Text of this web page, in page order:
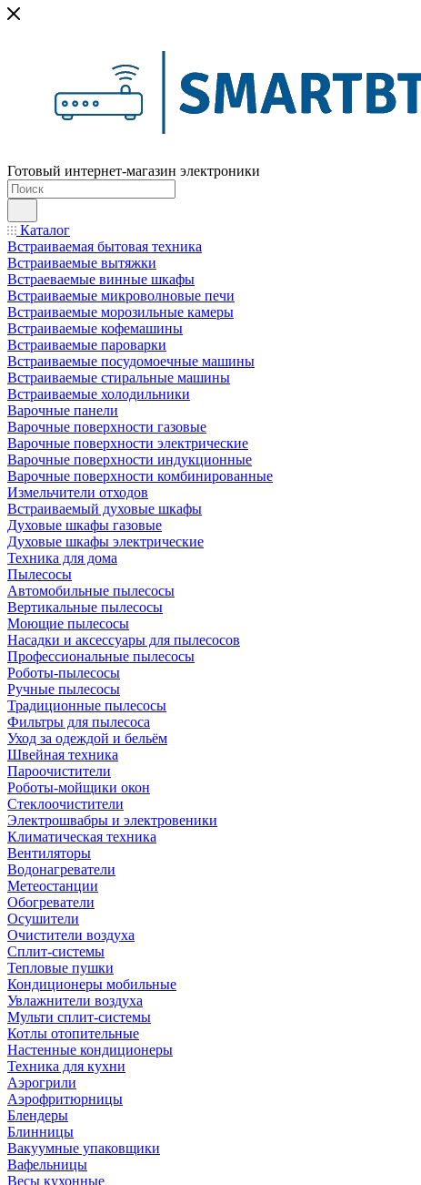
Готовый интернет-магазин электроники
Каталог
Встраиваемая бытовая техника
Встраиваемые вытяжки
Встраеваемые винные шкафы
Встраиваемые микроволновые печи
Встраиваемые морозильные камеры
Встраиваемые кофемашины
Встраиваемые пароварки
Встраиваемые посудомоечные машины
Встраиваемые стиральные машины
Встраиваемые холодильники
Варочные панели
Варочные поверхности газовые
Варочные поверхности электрические
Варочные поверхности индукционные
Варочные поверхности комбинированные
Измельчители отходов
Встраиваемый духовые шкафы
Духовые шкафы газовые
Духовые шкафы электрические
Техника для дома
Пылесосы
Автомобильные пылесосы
Вертикальные пылесосы
Моющие пылесосы
Насадки и аксессуары для пылесосов
Профессиональные пылесосы
Роботы-пылесосы
Ручные пылесосы
Традиционные пылесосы
Фильтры для пылесоса
Уход за одеждой и бельём
Швейная техника
Пароочистители
Роботы-мойщики окон
Стеклоочистители
Электрошвабры и электровеники
Климатическая техника
Вентиляторы
Водонагреватели
Метеостанции
Обогреватели
Осушители
Очистители воздуха
Сплит-системы
Тепловые пушки
Кондиционеры мобильные
Увлажнители воздуха
Мульти сплит-системы
Котлы отопительные
Настенные кондиционеры
Техника для кухни
Аэрогрили
Аэрофритюрницы
Блендеры
Блинницы
Вакуумные упаковщики
Вафельницы
Весы кухонные